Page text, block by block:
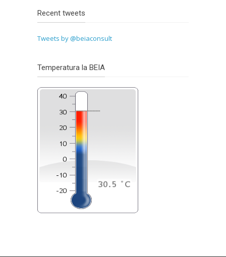
Recent tweets
Tweets by @beiaconsult
Temperatura la BEIA